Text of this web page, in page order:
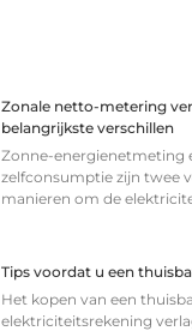
Zonale netto-metering
belangrijkste verschillen
Zonne-energienetmeting
zelfconsumptie zijn twee
manieren om de
Tips voordat u een
Het kopen van een
elektriciteitsrekening